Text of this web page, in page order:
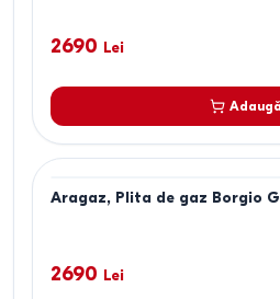
2690 Lei
Adaugă
Aragaz, Plita de gaz Borgio
2690 Lei